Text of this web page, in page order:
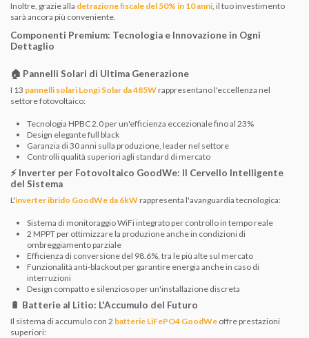
Inoltre, grazie alla detrazione fiscale del 50% in 10 anni, il tuo investimento
sarà ancora più conveniente.
Componenti Premium: Tecnologia e Innovazione in Ogni
Dettaglio
🏠 Pannelli Solari di Ultima Generazione
I 13 pannelli solari Longi Solar da 485W rappresentano l'eccellenza nel
settore fotovoltaico:
Tecnologia HPBC 2.0 per un'efficienza eccezionale fino al 23%
Design elegante full black
Garanzia di 30 anni sulla produzione, leader nel settore
Controlli qualità superiori agli standard di mercato
⚡ Inverter per Fotovoltaico GoodWe: Il Cervello Intelligente
del Sistema
L'inverter ibrido GoodWe da 6kW rappresenta l'avanguardia tecnologica:
Sistema di monitoraggio WiFi integrato per controllo in tempo reale
2 MPPT per ottimizzare la produzione anche in condizioni di
ombreggiamento parziale
Efficienza di conversione del 98.6%, tra le più alte sul mercato
Funzionalità anti-blackout per garantire energia anche in caso di
interruzioni
Design compatto e silenzioso per un'installazione discreta
🔋 Batterie al Litio: L'Accumulo del Futuro
Il sistema di accumulo con 2 batterie LiFePO4 GoodWe offre prestazioni
superiori: